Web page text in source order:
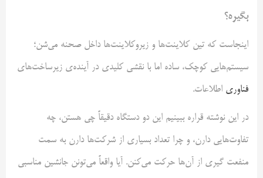
بگیره؟
اینجاست که تین کلاینت‌ها و زیروکلاینت‌ها داخل صحنه می‌شن؛
سیستم‌هایی کوچک، ساده اما با نقشی کلیدی در آینده‌ی زیرساخت‌های
فناوری اطلاعات.
در این نوشته قراره ببینیم این دو دستگاه دقیقاً چی هستن، چه
تفاوت‌هایی دارن، و چرا تعداد بسیاری از شرکت‌ها دارن به سمت
منفعت گیری از آن‌ها حرکت می‌کنن. آیا واقعاً می‌تونن جانشین مناسبی